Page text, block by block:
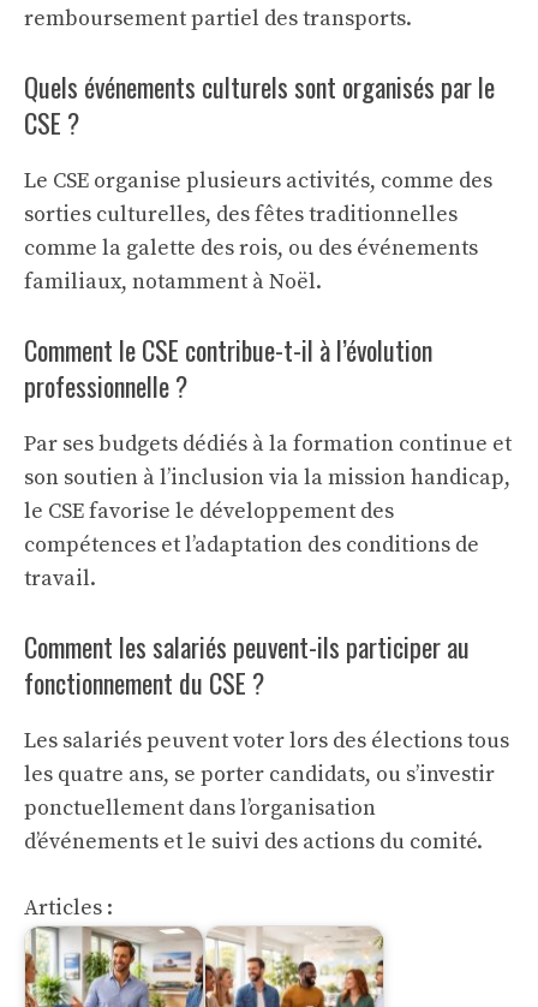
remboursement partiel des transports.
Quels événements culturels sont organisés par le
CSE ?
Le CSE organise plusieurs activités, comme des
sorties culturelles, des fêtes traditionnelles
comme la galette des rois, ou des événements
familiaux, notamment à Noël.
Comment le CSE contribue-t-il à l’évolution
professionnelle ?
Par ses budgets dédiés à la formation continue et
son soutien à l’inclusion via la mission handicap,
le CSE favorise le développement des
compétences et l’adaptation des conditions de
travail.
Comment les salariés peuvent-ils participer au
fonctionnement du CSE ?
Les salariés peuvent voter lors des élections tous
les quatre ans, se porter candidats, ou s’investir
ponctuellement dans l’organisation
d’événements et le suivi des actions du comité.
Articles :